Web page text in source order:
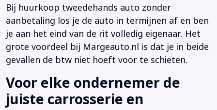
Bij huurkoop tweedehands auto zonder
aanbetaling los je de auto in termijnen af en ben
je aan het eind van de rit volledig eigenaar. Het
grote voordeel bij Margeauto.nl is dat je in beide
gevallen de btw niet hoeft voor te schieten.
Voor elke ondernemer de
juiste carrosserie en